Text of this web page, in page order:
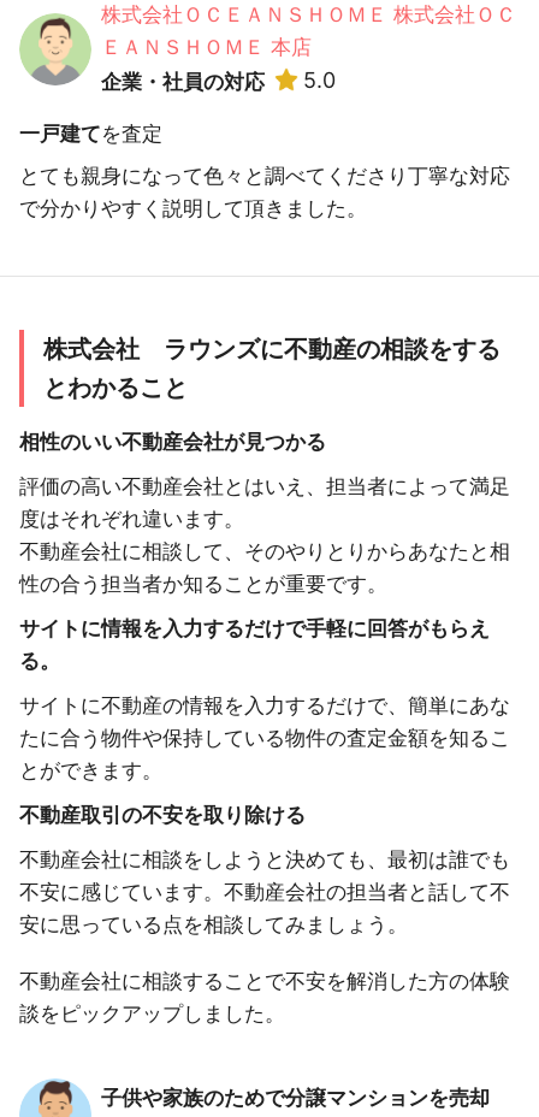
株式会社ＯＣＥＡＮＳＨＯＭＥ 株式会社ＯＣ
ＥＡＮＳＨＯＭＥ 本店
企業・社員の対応
5.0
一戸建てを査定
とても親身になって色々と調べてくださり丁寧な対応
で分かりやすく説明して頂きました。
株式会社 ラウンズに不動産の相談をする
とわかること
相性のいい不動産会社が見つかる
評価の高い不動産会社とはいえ、担当者によって満足
度はそれぞれ違います。
不動産会社に相談して、そのやりとりからあなたと相
性の合う担当者か知ることが重要です。
サイトに情報を入力するだけで手軽に回答がもらえ
る。
サイトに不動産の情報を入力するだけで、簡単にあな
たに合う物件や保持している物件の査定金額を知るこ
とができます。
不動産取引の不安を取り除ける
不動産会社に相談をしようと決めても、最初は誰でも
不安に感じています。不動産会社の担当者と話して不
安に思っている点を相談してみましょう。
不動産会社に相談することで不安を解消した方の体験
談をピックアップしました。
子供や家族のためで分譲マンションを売却